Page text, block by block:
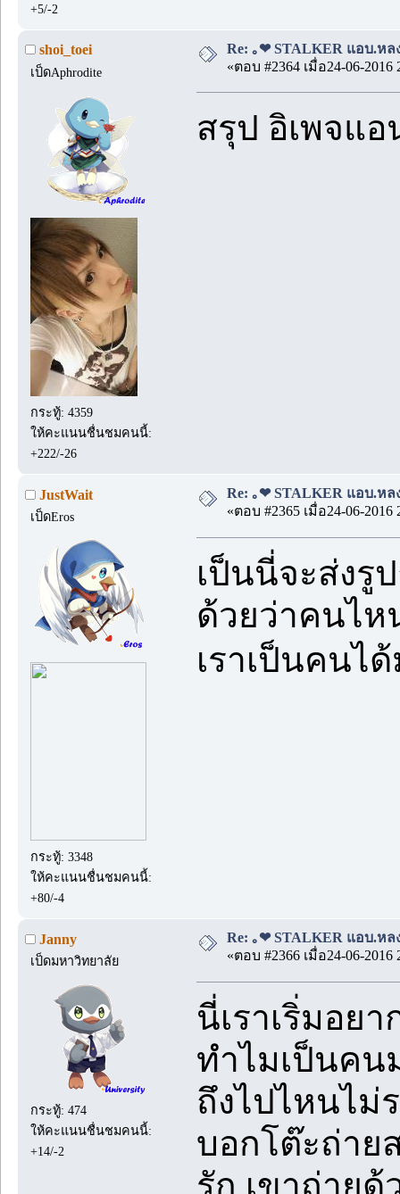
+5/-2
shoi_toei
เป็ดAphrodite
กระทู้: 4359
ให้คะแนนชื่นชมคนนี้:
+222/-26
Re: ｡❤ STALKER แอบ.หล
«ตอบ #2364 เมื่อ24-06-2016
สรุป อิเพจแ
JustWait
เป็ดEros
กระทู้: 3348
ให้คะแนนชื่นชมคนนี้:
+80/-4
Re: ｡❤ STALKER แอบ.หล
«ตอบ #2365 เมื่อ24-06-2016
เป็นนี่จะส่งรู
ด้วยว่าคนไห
เราเป็นคนไ
Janny
เป็ดมหาวิทยาลัย
กระทู้: 474
ให้คะแนนชื่นชมคนนี้:
+14/-2
Re: ｡❤ STALKER แอบ.หล
«ตอบ #2366 เมื่อ24-06-2016
นี่เราเริ่มอย
ทำไมเป็นคน
ถึงไปไหนไม่
บอกโต๊ะถ่าย
รัก เขาถ่ายด้